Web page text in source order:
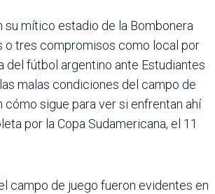
su mítico estadio de la Bombonera
o tres com­promisos como local por
del fútbol argentino ante Estudiantes
malas con­diciones del campo de
cómo sigue para ver si enfrentan ahí
por la Copa Sud­americana, el 11
campo de juego fueron evidentes en